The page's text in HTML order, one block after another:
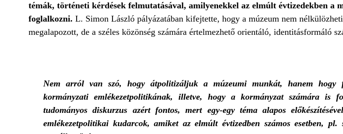
témák, történeti kérdések felmutatásával, amilyenekkel az elmúlt évtizedekben a
foglalkozni. L. Simon László pályázatában kifejtette, hogy a múzeum nem
megalapozott, de a széles közönség számára értelmezhető orientáló, identitásformáló
Nem arról van szó, hogy átpolitizáljuk a múzeumi munkát, hanem hogy
kormányzati emlékezetpolitikának, illetve, hogy a kormányzat számára is
tudományos diskurzus azért fontos, mert egy-egy téma alapos
emlékezetpolitikai kudarcok, amiket az elmúlt évtizedben számos esetben,